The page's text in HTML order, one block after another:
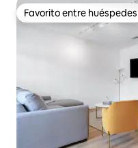
Favorito entre huéspedes
Favorito entre huéspedes